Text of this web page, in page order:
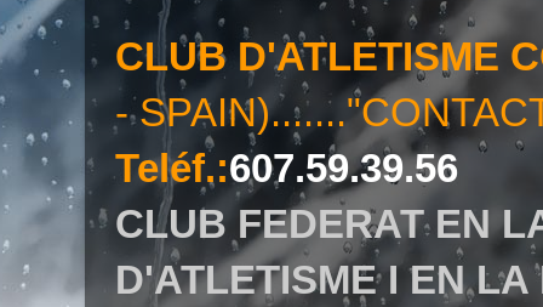
CLUB D'ATLETISME
-
Teléf.:607.59.39.56
CLUB FEDERAT EN
D'ATLETISME I EN